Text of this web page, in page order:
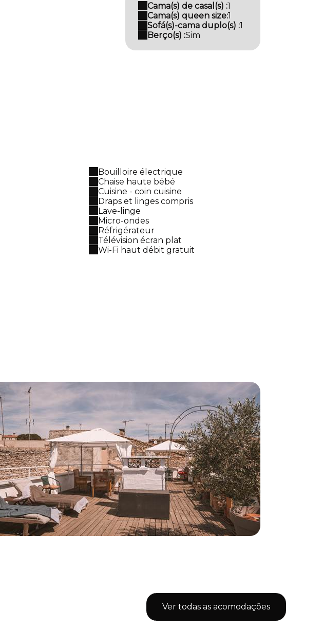
Cama(s) de casal(s) :1
Cama(s) queen size:1
Sofá(s)-cama duplo(s) :1
Berço(s) :Sim
Bouilloire électrique
Chaise haute bébé
Cuisine - coin cuisine
Draps et linges compris
Lave-linge
Micro-ondes
Réfrigérateur
Télévision écran plat
Wi-Fi haut débit gratuit
Ver todas as acomodações